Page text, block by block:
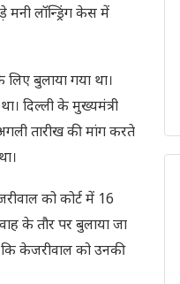
लॉन्ड्रिंग केस में
बुलाया गया था।
दिल्ली के मुख्यमंत्री
तारीख की मांग करते
को कोर्ट में 16
के तौर पर बुलाया जा
केजरीवाल को उनकी